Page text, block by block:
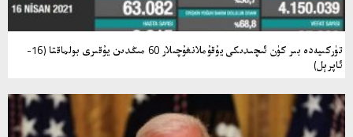
تۈركىيەدە بىر كۈن ئىچىدىكى يۇقۇملانغۇچىلار 60 مىڭدىن يۇقىرى بولماقتا (16-
ئاپرېل)